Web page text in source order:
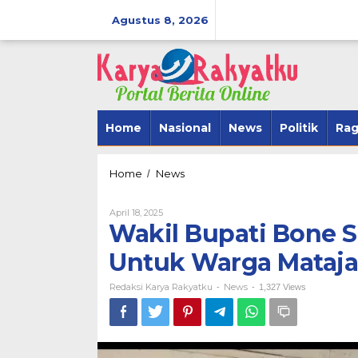
Agustus 8, 2026
Home Nasional News Politik
Home / NewsWakil
Bantuan
Rp.276
juta
Untuk
Warga
Matajang
Dua
April 18, 2025Oleh
Redaksi
Karya
Rakyatku
Wakil Bupati Bone
Untuk Warga
Redaksi Karya Rakyatku - News - 1,327 Views
BerAmal
SipakarioMi
Tegak Lurus
Di Politik